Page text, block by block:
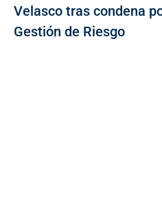
Velasco tras condena
Gestión de Riesgo